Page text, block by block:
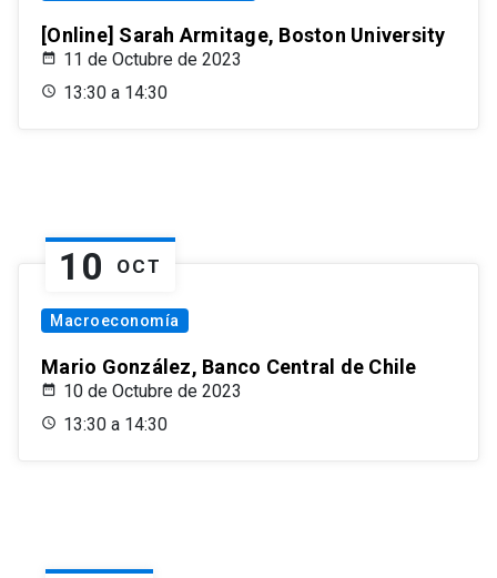
[Online] Sarah Armitage, Boston University
11 de Octubre de 2023
13:30 a 14:30
10 OCT
Macroeconomía
Mario González, Banco Central de Chile
10 de Octubre de 2023
13:30 a 14:30